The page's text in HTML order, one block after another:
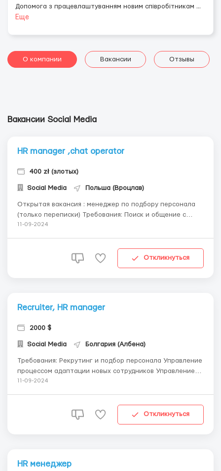
Допомога з працевлаштуванням новим співробітникам ...
Еще
О компании Вакансии Отзывы
Вакансии Social Media
HR manager ,chat operator
400 zł (злотых)
Social Media Польша (Вроцлав)
Открытая вакансия : менеджер по подбору персонала
(только переписки) Требования: Поиск и общение с
людьми по переписке в удаленном формате ; Помощь с
1000$ до2000$ + Бонусы и п...
11-09-2024
Откликнуться
Recruiter, HR manager
2000 $
Social Media Болгария (Албена)
Требования: Рекрутинг и подбор персонала Управление
процессом адаптации новых сотрудников Управление
процессом обучения и развития персонала Разработка
11-09-2024
Откликнуться
HR менеджер